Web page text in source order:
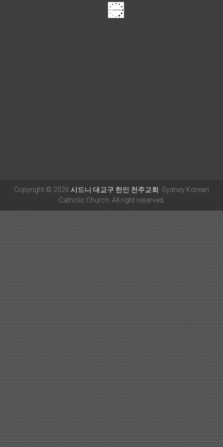
Copyright © 2026 시드니 대교구 한인 천주교회 . Sydney Korean
Catholic Church. All right reserved.